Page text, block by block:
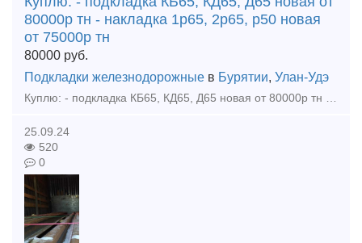
80000р тн - накладка 1р65, 2р65, р50 новая
от 75000р тн
80000 руб.
Подкладки железнодорожные в Бурятии, Улан-Удэ
Куплю: - подкладка КБ65, КД65, Д65 новая от 80000р тн - накладка 1р65, 2р65, р50 новая от 75000р тн - болт стыковой м27 новый от 70000р тн - рельсы р65 новые цена договорная - клемма пк65 новая о
25.09.24
520
0